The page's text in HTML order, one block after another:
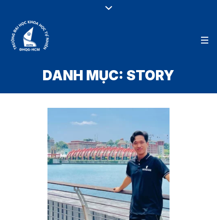
DANH MỤC: STORY